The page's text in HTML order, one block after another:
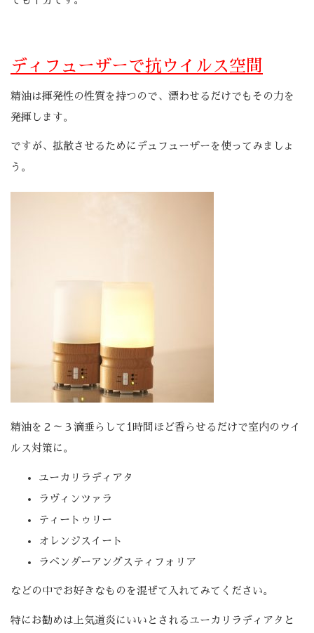
ディフューザーで抗ウイルス空間
精油は揮発性の性質を持つので、漂わせるだけでもその力を
発揮します。
ですが、拡散させるためにデュフューザーを使ってみましょ
う。
精油を２～３滴垂らして1時間ほど香らせるだけで室内のウイ
ルス対策に。
ユーカリラディアタ
ラヴィンツァラ
ティートゥリー
オレンジスイート
ラベンダーアングスティフォリア
などの中でお好きなものを混ぜて入れてみてください。
特にお勧めは上気道炎にいいとされるユーカリラディアタと